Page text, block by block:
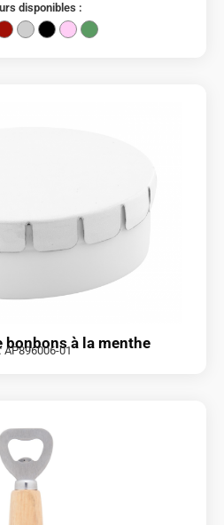
disponibles :
bonbons à la menthe
AP896006-01